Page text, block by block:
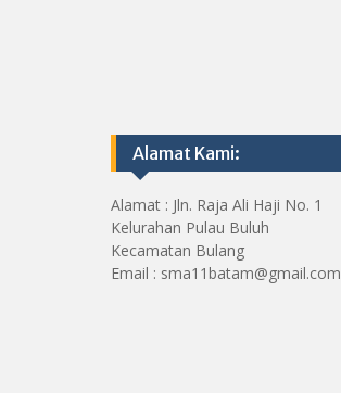
Alamat Kami:
Alamat : Jln. Raja Ali Haji No. 1
Kelurahan Pulau Buluh
Kecamatan Bulang
Email : sma11batam@gmail.com